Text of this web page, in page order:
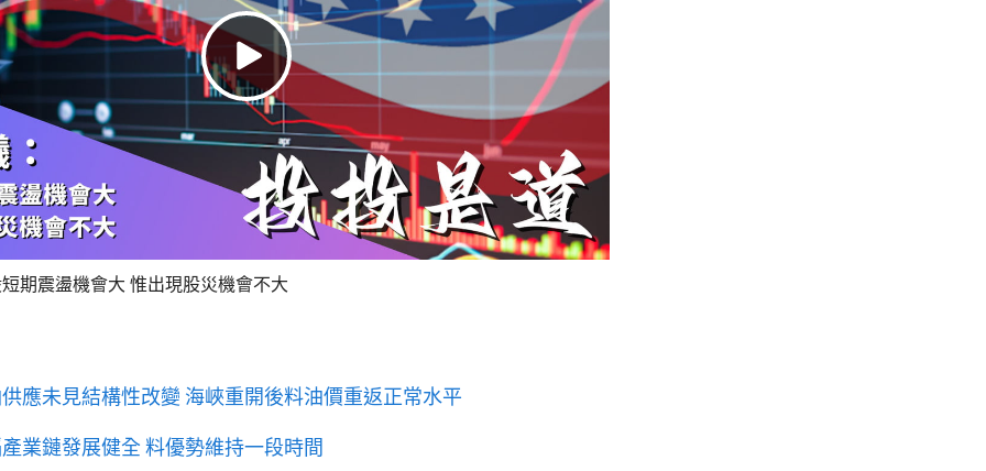
期震盪機會大 惟出現股災機會不大
應未見結構性改變 海峽重開後料油價重返正常水平
業鏈發展健全 料優勢維持一段時間